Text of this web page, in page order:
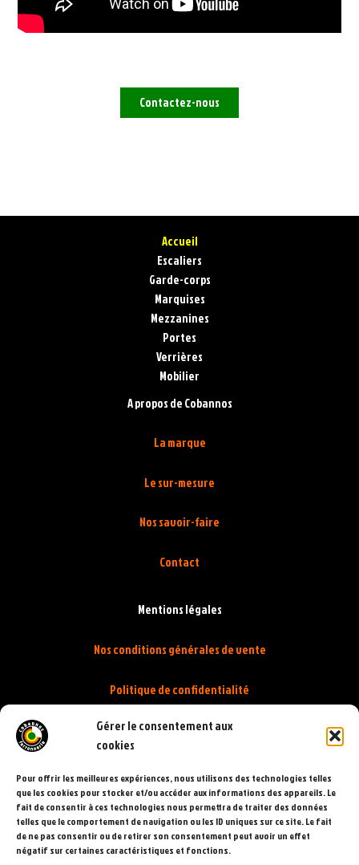
Gérer le consentement aux
cookies
Pour offrir les meilleures expériences, nous utilisons des technologies telles
que les cookies pour stocker et/ou accéder aux informations des appareils. Le
fait de consentir à ces technologies nous permettra de traiter des données
telles que le comportement de navigation ou les ID uniques sur ce site. Le fait
de ne pas consentir ou de retirer son consentement peut avoir un effet
négatif sur certaines caractéristiques et fonctions.
Contactez-nous
Accueil
Escaliers
Garde-corps
Marquises
Mezzanines
Portes
Verrières
Mobilier
A propos de Cobannos
La marque
Le sur-mesure
Nos savoir-faire
Contact
Mentions légales
Nos conditions générales de vente
Politique de confidentialité
Politique de cookies